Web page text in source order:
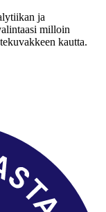
ja
milloin
kautta.